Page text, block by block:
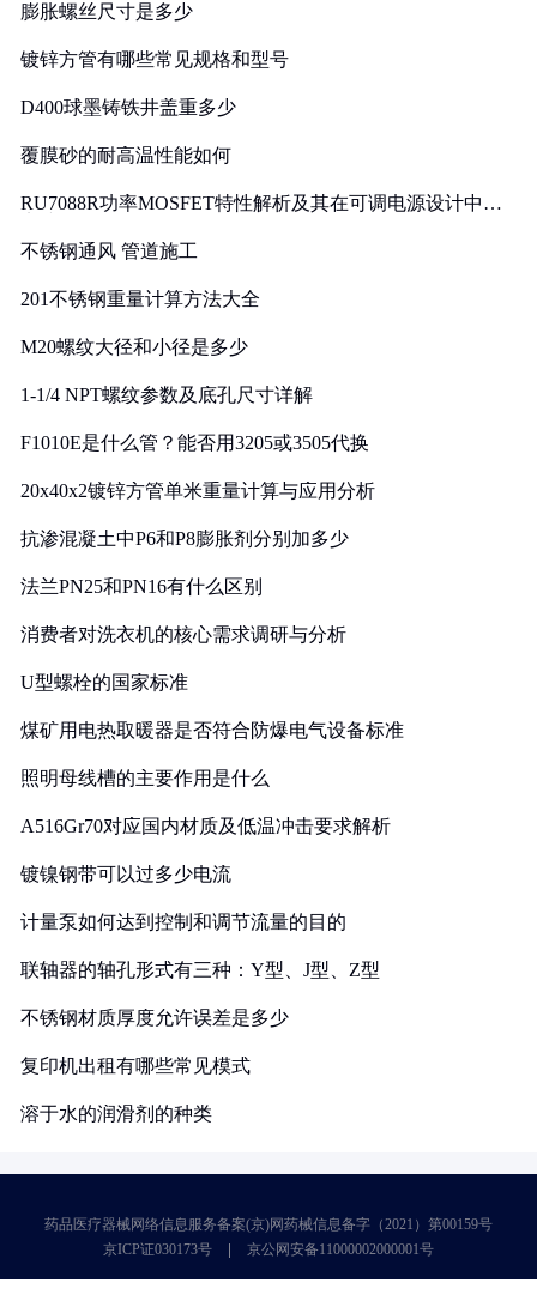
膨胀螺丝尺寸是多少
镀锌方管有哪些常见规格和型号
D400球墨铸铁井盖重多少
覆膜砂的耐高温性能如何
RU7088R功率MOSFET特性解析及其在可调电源设计中的
不锈钢通风 管道施工
201不锈钢重量计算方法大全
M20螺纹大径和小径是多少
1-1/4 NPT螺纹参数及底孔尺寸详解
F1010E是什么管？能否用3205或3505代换
20x40x2镀锌方管单米重量计算与应用分析
抗渗混凝土中P6和P8膨胀剂分别加多少
法兰PN25和PN16有什么区别
消费者对洗衣机的核心需求调研与分析
U型螺栓的国家标准
煤矿用电热取暖器是否符合防爆电气设备标准
照明母线槽的主要作用是什么
A516Gr70对应国内材质及低温冲击要求解析
镀镍钢带可以过多少电流
计量泵如何达到控制和调节流量的目的
联轴器的轴孔形式有三种：Y型、J型、Z型
不锈钢材质厚度允许误差是多少
复印机出租有哪些常见模式
溶于水的润滑剂的种类
药品医疗器械网络信息服务备案(京)网药械信息备字（2021）第00159号
京ICP证030173号
京公网安备11000002000001号